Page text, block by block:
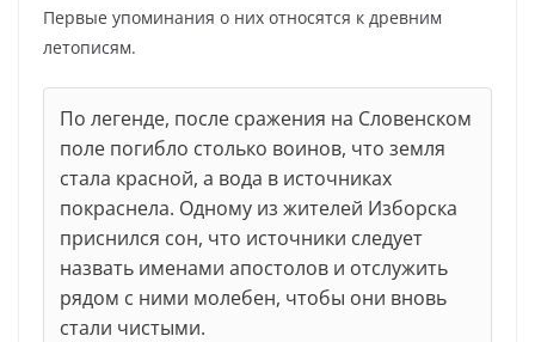
Первые упоминания о них относятся к древним
летописям.
По легенде, после сражения на Словенском
поле погибло столько воинов, что земля
стала красной, а вода в источниках
покраснела. Одному из жителей Изборска
приснился сон, что источники следует
назвать именами апостолов и отслужить
рядом с ними молебен, чтобы они вновь
стали чистыми.